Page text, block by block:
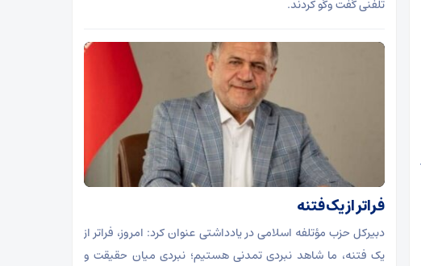
تلفنی گفت وگو کردند.
فراتر از یک فتنه
دبیرکل حزب مؤتلفه اسلامی در یادداشتی عنوان کرد: امروز، فراتر از
یک فتنه، ما شاهد نبردی تمدنی هستیم؛ نبردی میان حقیقت و